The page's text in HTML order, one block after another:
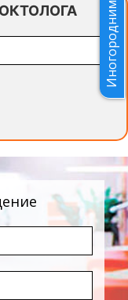
Иногородним